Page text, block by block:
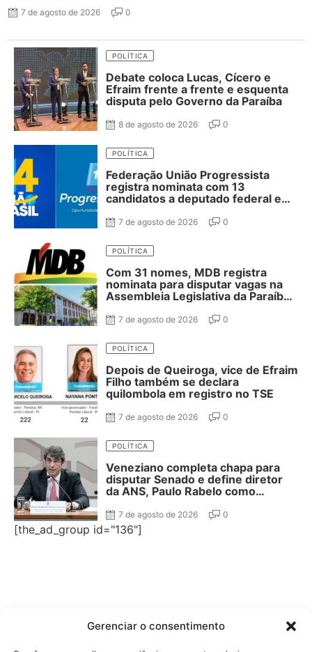
Gerenciar o consentimento
7 de agosto de 2026 0
POLÍTICA
Debate coloca Lucas, Cícero e
Efraim frente a frente e esquenta
disputa pelo Governo da Paraíba
8 de agosto de 2026 0
POLÍTICA
Federação União Progressista
registra nominata com 13
candidatos a deputado federal e
7 de agosto de 2026 0
POLÍTICA
Com 31 nomes, MDB registra
nominata para disputar vagas na
Assembleia Legislativa da Paraíba;
7 de agosto de 2026 0
POLÍTICA
Depois de Queiroga, vice de Efraim
Filho também se declara
quilombola em registro no TSE
7 de agosto de 2026 0
POLÍTICA
Veneziano completa chapa para
disputar Senado e define diretor
da ANS, Paulo Rabelo como
7 de agosto de 2026 0
[the_ad_group id="136"]